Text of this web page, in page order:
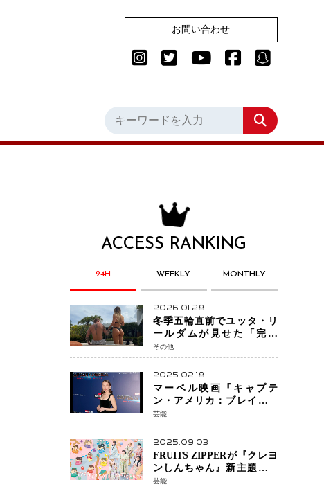
お問い合わせ
ACCESS RANKING
24H WEEKLY MONTHLY
2026.01.28
冬季五輪直前でユッタ・リ
ールダムが見せた「完成
形」転倒と涙を越えて─ミラ
ノで金を狙うオランダ女王
の現在地
その他
2025.02.18
マーベル映画『キャプテ
ン・アメリカ：ブレイブ・
ニュー・ワールド』 新ブラ
ック・ウィドウ役のシラ・
ハースとは！？
芸能
2025.09.03
FRUITS ZIPPERが『クレヨ
ンしんちゃん』新主題歌を
担当
芸能